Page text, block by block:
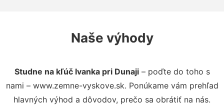
Naše výhody
Studne na kľúč Ivanka pri Dunaji– poďte do toho s
nami – www.zemne-vyskove.sk. Ponúkame vám prehľad
hlavných výhod a dôvodov, prečo sa obrátiť na nás.